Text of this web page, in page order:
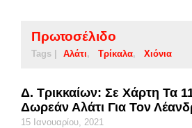
Πρωτοσέλιδο
Tags | Αλάτι Τρίκαλα Χιόνια
Δ. Τρικκαίων: Σε Χάρτη Τα
Δωρεάν Αλάτι Για Τον
15 Ιανουαρίου, 2021